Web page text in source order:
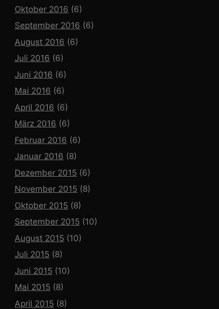
Oktober 2016 (6)
September 2016 (6)
August 2016 (6)
Juli 2016 (6)
Juni 2016 (6)
Mai 2016 (6)
April 2016 (6)
März 2016 (6)
Februar 2016 (6)
Januar 2016 (8)
Dezember 2015 (6)
November 2015 (8)
Oktober 2015 (8)
September 2015 (10)
August 2015 (10)
Juli 2015 (8)
Juni 2015 (10)
Mai 2015 (8)
April 2015 (8)